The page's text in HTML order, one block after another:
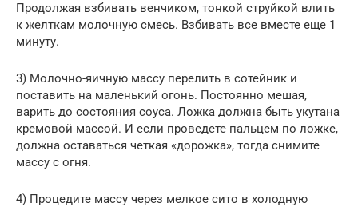
Продолжая взбивать венчиком, тонкой струйкой влить
к желткам молочную смесь. Взбивать все вместе еще 1
минуту.
3) Молочно-яичную массу перелить в сотейник и
поставить на маленький огонь. Постоянно мешая,
варить до состояния соуса. Ложка должна быть укутана
кремовой массой. И если проведете пальцем по ложке,
должна оставаться четкая «дорожка», тогда снимите
массу с огня.
4) Процедите массу через мелкое сито в холодную